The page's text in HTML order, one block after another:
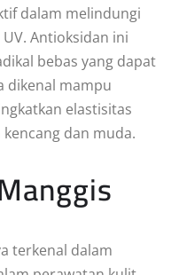
dalam melindungi
Antioksidan ini
bebas yang dapat
dikenal mampu
elastisitas
dan muda.
terkenal dalam